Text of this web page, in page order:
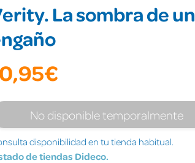
La sombra de un
No disponible temporalmente
disponibilidad en tu tienda habitual.
de tiendas Dideco.